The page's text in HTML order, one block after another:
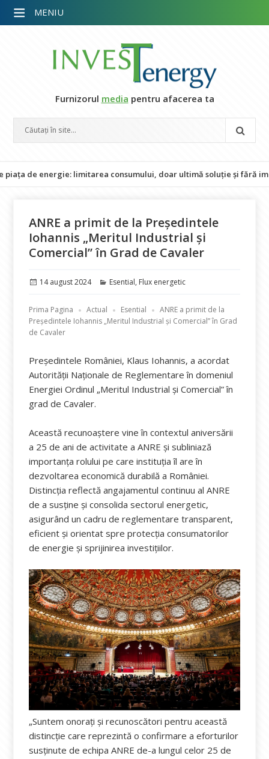
Furnizorul media pentru afacerea ta
energie: limitarea consumului, doar ultimă soluție și fără impact
ANRE a primit de la Președintele
Iohannis „Meritul Industrial și
Comercial” în Grad de Cavaler
Publicat
14 august 2024 Categorii
Esential, Flux energetic
Prima Pagina Actual Esential
ANRE a primit de la
Președintele Iohannis „Meritul Industrial și Comercial” în Grad
de Cavaler
Președintele României, Klaus Iohannis, a acordat
Autorității Naționale de Reglementare în domeniul
Energiei Ordinul „Meritul Industrial și Comercial” în
grad de Cavaler.
Această recunoaștere vine în contextul aniversării
a 25 de ani de activitate a ANRE și subliniază
importanța rolului pe care instituția îl are în
dezvoltarea economică durabilă a României.
Distincția reflectă angajamentul continuu al ANRE
de a susține și consolida sectorul energetic,
asigurând un cadru de reglementare transparent,
eficient și orientat spre protecția consumatorilor
de energie și sprijinirea investițiilor.
„Suntem onorați și recunoscători pentru această
distincție care reprezintă o confirmare a eforturilor
susținute de echipa ANRE de-a lungul celor 25 de
MENIU